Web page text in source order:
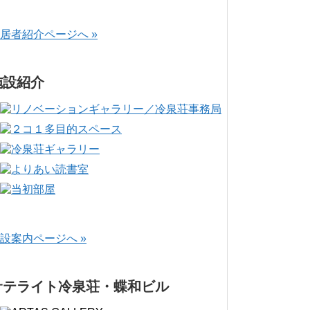
者紹介ページへ »
設紹介
案内ページへ »
テライト冷泉荘・蝶和ビル